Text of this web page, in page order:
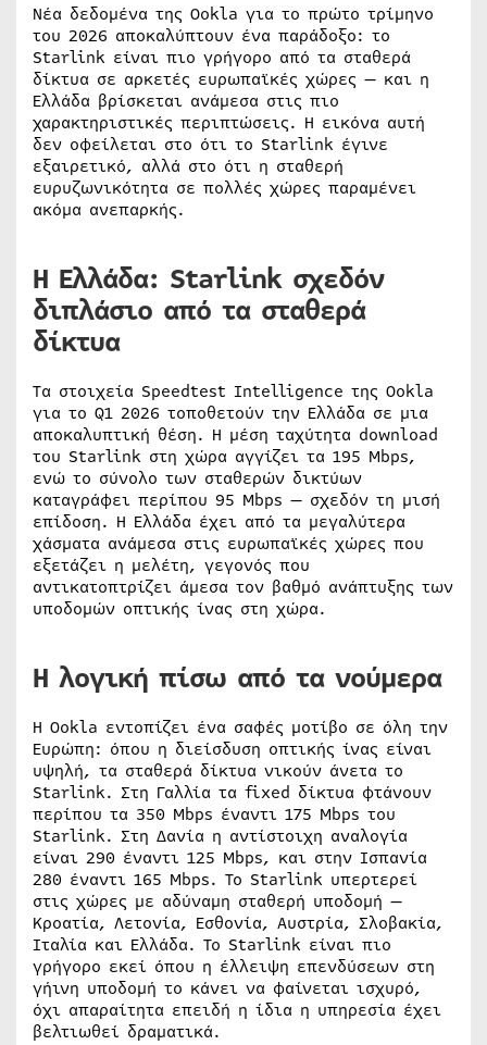
Νέα δεδομένα της Ookla για το πρώτο τρίμηνο
του 2026 αποκαλύπτουν ένα παράδοξο: το
Starlink είναι πιο γρήγορο από τα σταθερά
δίκτυα σε αρκετές ευρωπαϊκές χώρες — και η
Ελλάδα βρίσκεται ανάμεσα στις πιο
χαρακτηριστικές περιπτώσεις. Η εικόνα αυτή
δεν οφείλεται στο ότι το Starlink έγινε
εξαιρετικό, αλλά στο ότι η σταθερή
ευρυζωνικότητα σε πολλές χώρες παραμένει
ακόμα ανεπαρκής.
Η Ελλάδα: Starlink σχεδόν
διπλάσιο από τα σταθερά
δίκτυα
Τα στοιχεία Speedtest Intelligence της Ookla
για το Q1 2026 τοποθετούν την Ελλάδα σε μια
αποκαλυπτική θέση. Η μέση ταχύτητα download
του Starlink στη χώρα αγγίζει τα 195 Mbps,
ενώ το σύνολο των σταθερών δικτύων
καταγράφει περίπου 95 Mbps — σχεδόν τη μισή
επίδοση. Η Ελλάδα έχει από τα μεγαλύτερα
χάσματα ανάμεσα στις ευρωπαϊκές χώρες που
εξετάζει η μελέτη, γεγονός που
αντικατοπτρίζει άμεσα τον βαθμό ανάπτυξης των
υποδομών οπτικής ίνας στη χώρα.
Η λογική πίσω από τα νούμερα
Η Ookla εντοπίζει ένα σαφές μοτίβο σε όλη την
Ευρώπη: όπου η διείσδυση οπτικής ίνας είναι
υψηλή, τα σταθερά δίκτυα νικούν άνετα το
Starlink. Στη Γαλλία τα fixed δίκτυα φτάνουν
περίπου τα 350 Mbps έναντι 175 Mbps του
Starlink. Στη Δανία η αντίστοιχη αναλογία
είναι 290 έναντι 125 Mbps, και στην Ισπανία
280 έναντι 165 Mbps. Το Starlink υπερτερεί
στις χώρες με αδύναμη σταθερή υποδομή —
Κροατία, Λετονία, Εσθονία, Αυστρία, Σλοβακία,
Ιταλία και Ελλάδα. Το Starlink είναι πιο
γρήγορο εκεί όπου η έλλειψη επενδύσεων στη
γήινη υποδομή το κάνει να φαίνεται ισχυρό,
όχι απαραίτητα επειδή η ίδια η υπηρεσία έχει
βελτιωθεί δραματικά.